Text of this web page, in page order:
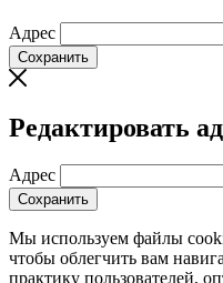
Адрес
Сохранить
Редактировать
Адрес
Сохранить
Мы используем файлы
чтобы облегчить вам
практику пользователей,